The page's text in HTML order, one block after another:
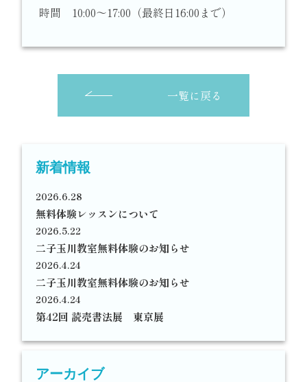
時間 10:00～17:00（最終日16:00まで）
一覧に戻る
新着情報
2026.6.28
無料体験レッスンについて
2026.5.22
二子玉川教室無料体験のお知らせ
2026.4.24
二子玉川教室無料体験のお知らせ
2026.4.24
第42回 読売書法展 東京展
アーカイブ